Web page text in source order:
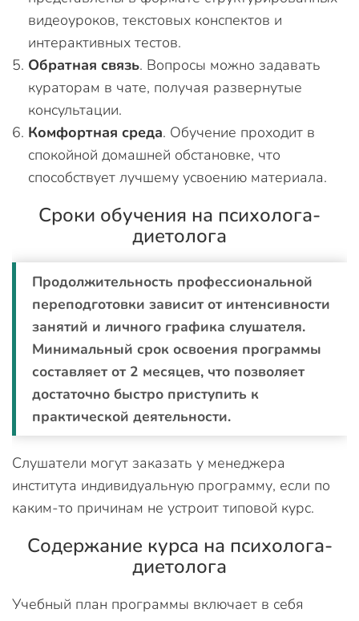
видеоуроков, текстовых конспектов и
интерактивных тестов.
Обратная связь. Вопросы можно задавать
кураторам в чате, получая развернутые
консультации.
Комфортная среда. Обучение проходит в
спокойной домашней обстановке, что
способствует лучшему усвоению материала.
Сроки обучения на психолога-
диетолога
Продолжительность профессиональной
переподготовки зависит от интенсивности
занятий и личного графика слушателя.
Минимальный срок освоения программы
составляет от 2 месяцев, что позволяет
достаточно быстро приступить к
практической деятельности.
Слушатели могут заказать у менеджера
института индивидуальную программу, если по
каким-то причинам не устроит типовой курс.
Содержание курса на психолога-
диетолога
Учебный план программы включает в себя